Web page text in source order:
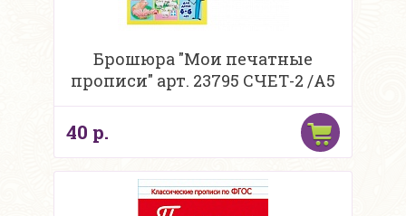
Брошюра "Мои печатные
прописи" арт. 23795 СЧЕТ-2 /А5
40 р.